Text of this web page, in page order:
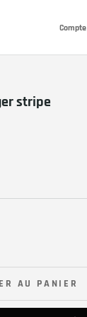
Compte
stripe
AU PANIER